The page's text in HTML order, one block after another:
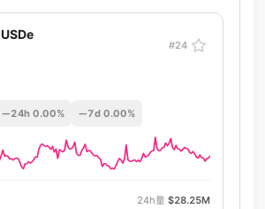
#24
24h 0.00% 7d 0.00%
24h量 $28.25M